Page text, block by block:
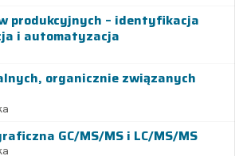
produkcyjnych – identyfikacja
i automatyzacja
organicznie związanych
GC/MS/MS i LC/MS/MS